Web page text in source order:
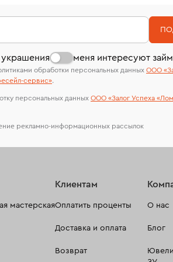
В кредит от Т-Банка (до 50 000
На особо ценные изделия
сертификаты МГУ и других
лабораторий
меня интересуют
обработки персональных данных ООО
сервиc».
персональных данных ООО «Залог Успеха
рекламно-информационных рассылок
мастерская
Клиентам
Оплатить проценты
Доставка и оплата
Возврат
О нас
Блог